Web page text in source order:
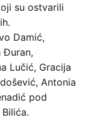
su ostvarili
Damić,
Đuran,
Lučić, Gracija
Antonia
pod